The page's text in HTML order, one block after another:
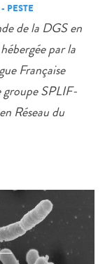
PESTE
de la DGS en
par la
Française
groupe SPLIF-
Réseau du